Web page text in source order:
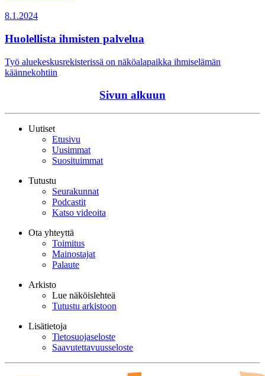
8.1.2024
Huolellista ihmisten palvelua
Työ aluekeskusrekisterissä on näköalapaikka ihmiselämän
käännekohtiin
Sivun alkuun
Uutiset
Etusivu
Uusimmat
Suosituimmat
Tutustu
Seurakunnat
Podcastit
Katso videoita
Ota yhteyttä
Toimitus
Mainostajat
Palaute
Arkisto
Lue näköislehteä
Tutustu arkistoon
Lisätietoja
Tietosuojaseloste
Saavutettavuusseloste